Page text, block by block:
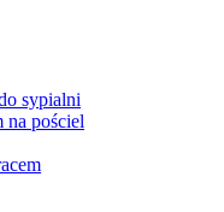
sypialni
na pościel